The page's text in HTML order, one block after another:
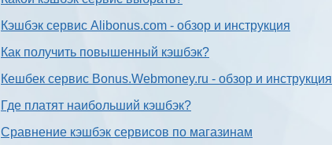
Кэшбэк сервис Alibonus.com - обзор и инструкция
Как получить повышенный кэшбэк?
Кешбек сервис Bonus.Webmoney.ru - обзор и инструкция
Где платят наибольший кэшбэк?
Сравнение кэшбэк сервисов по магазинам